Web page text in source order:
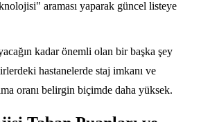
araması yaparak güncel listeye
kadar önemli olan bir başka şey
hastanelerde staj imkanı ve
oranı belirgin biçimde daha yüksek.